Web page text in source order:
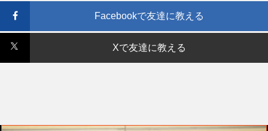
Facebookで友達に教える
Xで友達に教える